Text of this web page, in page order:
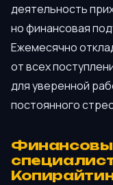
деятельность
но финансовая
Ежемесячно
от всех
для уверенной
постоянного